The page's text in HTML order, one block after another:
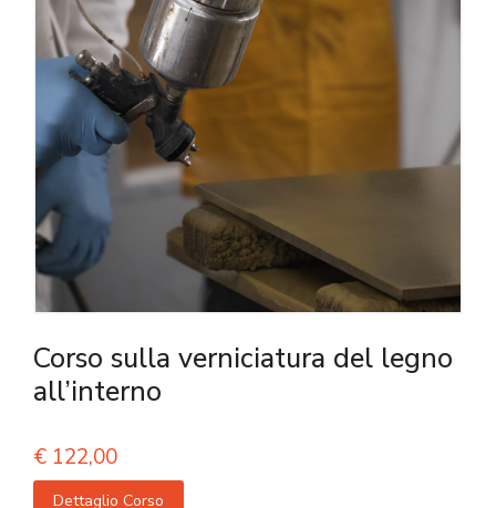
Corso sulla verniciatura del legno
all’interno
€ 122,00
Dettaglio Corso